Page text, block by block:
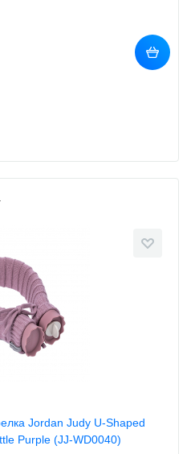
Jordan Judy U-Shaped
Purple (JJ-WD0040)